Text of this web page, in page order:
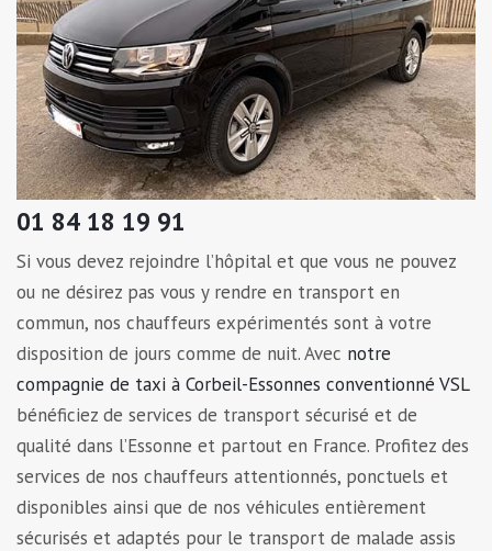
01 84 18 19 91
Si vous devez rejoindre l’hôpital et que vous ne pouvez
ou ne désirez pas vous y rendre en transport en
commun, nos chauffeurs expérimentés sont à votre
disposition de jours comme de nuit. Avec notre
compagnie de taxi à Corbeil-Essonnes conventionné VSL
bénéficiez de services de transport sécurisé et de
qualité dans l’Essonne et partout en France. Profitez des
services de nos chauffeurs attentionnés, ponctuels et
disponibles ainsi que de nos véhicules entièrement
sécurisés et adaptés pour le transport de malade assis